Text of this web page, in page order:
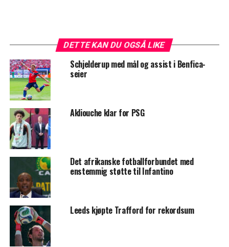
DETTE KAN DU OGSÅ LIKE
Schjelderup med mål og assist i Benfica-
seier
Akliouche klar for PSG
Det afrikanske fotballforbundet med
enstemmig støtte til Infantino
Leeds kjøpte Trafford for rekordsum